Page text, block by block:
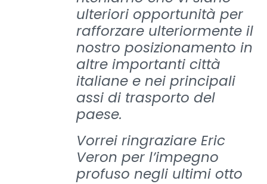
ulteriori opportunità per
rafforzare ulteriormente il
nostro posizionamento in
altre importanti città
italiane e nei principali
assi di trasporto del
paese.
Vorrei ringraziare Eric
Veron per l’impegno
profuso negli ultimi otto